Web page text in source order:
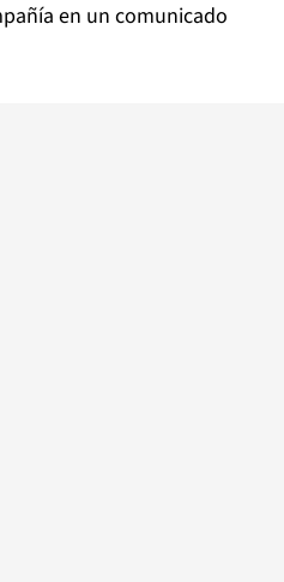
en un comunicado